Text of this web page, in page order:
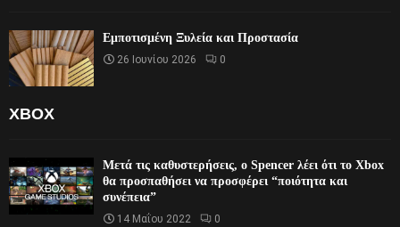
Εμποτισμένη Ξυλεία και Προστασία
26 Ιουνίου 2026 0
XBOX
Μετά τις καθυστερήσεις, ο Spencer λέει ότι το Xbox
θα προσπαθήσει να προσφέρει “ποιότητα και
συνέπεια”
14 Μαΐου 2022 0